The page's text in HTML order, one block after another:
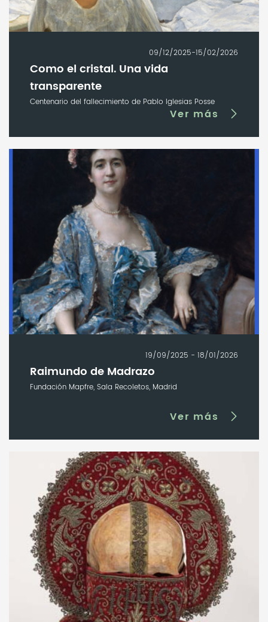
09/12/2025-15/02/2026
Como el cristal. Una vida
transparente
Centenario del fallecimiento de Pablo Iglesias Posse
Ver más
19/09/2025 - 18/01/2026
Raimundo de Madrazo
Fundación Mapfre, Sala Recoletos, Madrid
Ver más